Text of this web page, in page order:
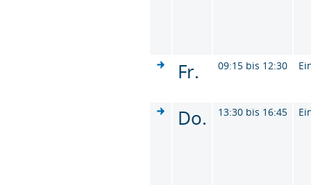
Fr. 09:15 bis 12:30
Do. 13:30 bis 16:45